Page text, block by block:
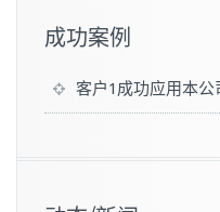
成功案例
客户1成功应用本公